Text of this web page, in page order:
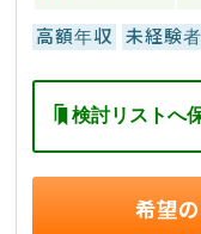
高額年収 未経験
検討リストへ
希望